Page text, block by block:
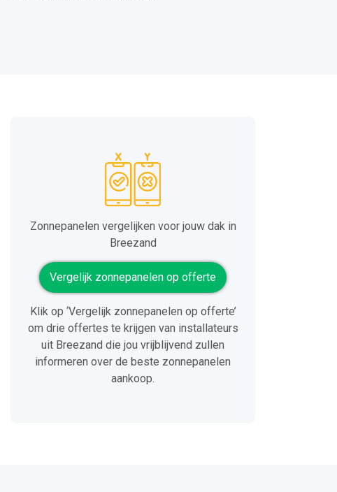
Zonnepanelen vergelijken voor jouw dak in
Breezand
Vergelijk zonnepanelen op offerte
Klik op ‘Vergelijk zonnepanelen op offerte’
om drie offertes te krijgen van installateurs
uit Breezand die jou vrijblijvend zullen
informeren over de beste zonnepanelen
aankoop.